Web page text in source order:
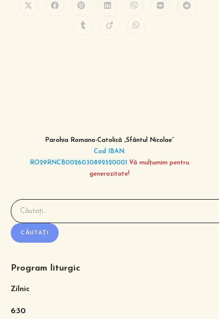
Parohia Romano-Catolică „Sfântul Nicolae”
Cod IBAN:
RO29RNCB0026030892520001 Vă mulțumim pentru
generozitate!
CĂUTAȚI
Program liturgic
Zilnic
6:30